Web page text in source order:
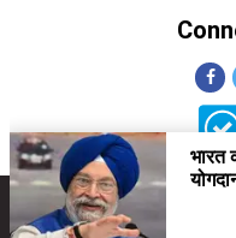
Copyright © 2024